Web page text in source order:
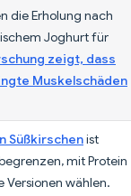
die Erholung nach
Joghurt für
zeigt, dass
Muskelschäden
Süßkirschenist
mit Protein
wählen.